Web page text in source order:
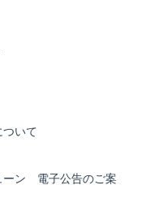
ついて
ーン 電子公告のご案